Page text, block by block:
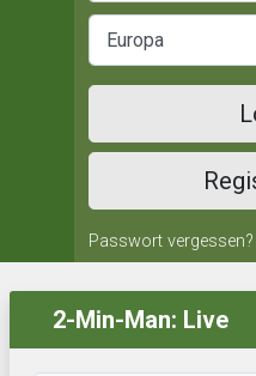
Passwort vergessen?
2-Min-Man: Live